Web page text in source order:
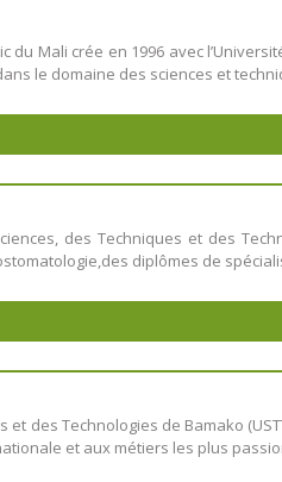
du Mali crée en 1996 avec
le domaine des sciences et
des Techniques et des
diplômes de
et des Technologies de Bamako
et aux métiers les plus